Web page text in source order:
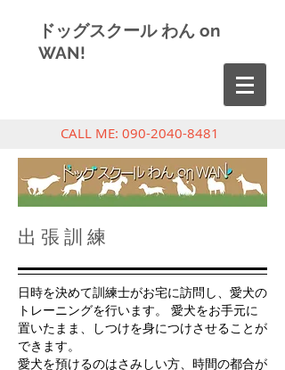
ドッグスクール わん on
WAN!
CALL ME: 090-2040-8481
出 張 訓 練
日時を決めて訓練士がお宅に訪問し、愛犬の
トレーニングを行います。 愛犬をお手元に
置いたまま、しつけを身につけさせることが
できます。
愛犬を預けるのはさみしい方、時間の都合が